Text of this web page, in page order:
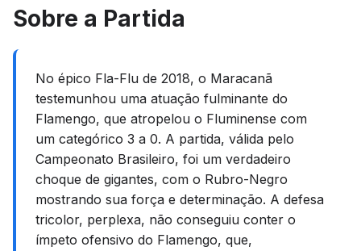
Sobre a Partida
No épico Fla-Flu de 2018, o Maracanã
testemunhou uma atuação fulminante do
Flamengo, que atropelou o Fluminense com
um categórico 3 a 0. A partida, válida pelo
Campeonato Brasileiro, foi um verdadeiro
choque de gigantes, com o Rubro-Negro
mostrando sua força e determinação. A defesa
tricolor, perplexa, não conseguiu conter o
ímpeto ofensivo do Flamengo, que,